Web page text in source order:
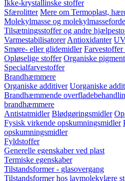
Ikke-krystallinske stoffer
Sfærolitter Mere om Termoplast,
Molekylmasse og
Tilsætningsstoffer og andre
Varmestabilisatorer Antioxidanter
Smøre- eller glidemidler
Opløselige stoffer Organiske
Specialfarvestoffer
Brandhæmmere
Organiske additiver Uorganiske
Brandhæmmende
brandhæmmere
Antistatmidler Blødgøringsmidler
Fysisk virkende opskumningsmidler
opskumningsmidler
Fyldstoffer
Generelle egenskaber ved plast
Termiske egenskaber
Tilstandsformer - glasovergang
Tilstandsformer hos lavmolekylære